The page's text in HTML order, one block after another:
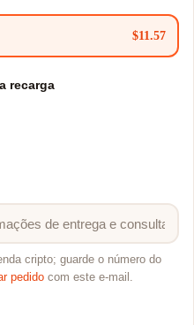
$11.57
recarga
cripto; guarde o número do
pedido com este e-mail.